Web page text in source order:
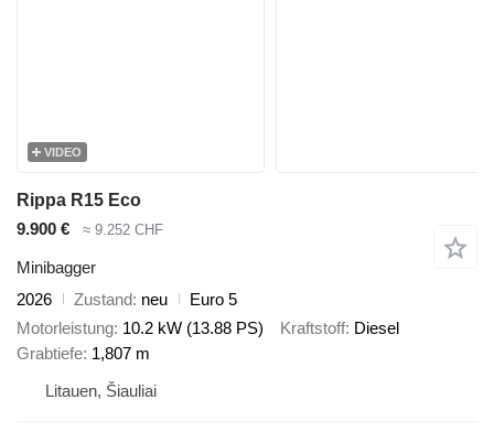
VIDEO
Rippa R15 Eco
9.900 €
≈ 9.252 CHF
Minibagger
2026
Zustand neu
Euro 5
Motorleistung 10.2 kW (13.88 PS) Kraftstoff Diesel
Grabtiefe 1,807 m
Litauen, Šiauliai